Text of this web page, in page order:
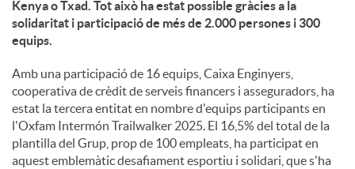
u
t
s
Kenya o Txad. Tot això ha estat possible gràcies a la
solidaritat i participació de més de 2.000 persones i 300
equips.
Amb una participació de 16 equips, Caixa Enginyers,
cooperativa de crèdit de serveis financers i asseguradors, ha
estat la tercera entitat en nombre d'equips participants en
l'Oxfam Intermón Trailwalker 2025. El 16,5% del total de la
plantilla del Grup, prop de 100 empleats, ha participat en
aquest emblemàtic desafiament esportiu i solidari, que s'ha